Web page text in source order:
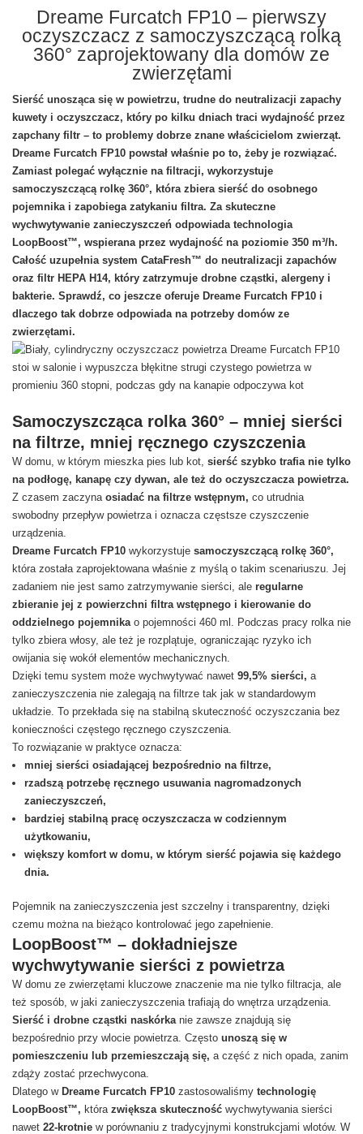
Dreame Furcatch FP10 – pierwszy
oczyszczacz z samoczyszczącą rolką
360° zaprojektowany dla domów ze
zwierzętami
Sierść unosząca się w powietrzu, trudne do neutralizacji zapachy
kuwety i oczyszczacz, który po kilku dniach traci wydajność przez
zapchany filtr – to problemy dobrze znane właścicielom zwierząt.
Dreame Furcatch FP10 powstał właśnie po to, żeby je rozwiązać.
Zamiast polegać wyłącznie na filtracji, wykorzystuje
samoczyszczącą rolkę 360°, która zbiera sierść do osobnego
pojemnika i zapobiega zatykaniu filtra. Za skuteczne
wychwytywanie zanieczyszczeń odpowiada technologia
LoopBoost™, wspierana przez wydajność na poziomie 350 m³/h.
Całość uzupełnia system CataFresh™ do neutralizacji zapachów
oraz filtr HEPA H14, który zatrzymuje drobne cząstki, alergeny i
bakterie. Sprawdź, co jeszcze oferuje Dreame Furcatch FP10 i
dlaczego tak dobrze odpowiada na potrzeby domów ze
zwierzętami.
Samoczyszcząca rolka 360° – mniej sierści
na filtrze, mniej ręcznego czyszczenia
W domu, w którym mieszka pies lub kot, sierść szybko trafia nie tylko
na podłogę, kanapę czy dywan, ale też do oczyszczacza powietrza.
Z czasem zaczynaosiadać na filtrze wstępnym, co utrudnia
swobodny przepływ powietrza i oznacza częstsze czyszczenie
urządzenia.
Dreame Furcatch FP10 wykorzystuje samoczyszczącą rolkę 360°,
która została zaprojektowana właśnie z myślą o takim scenariuszu. Jej
zadaniem nie jest samo zatrzymywanie sierści, ale regularne
zbieranie jej z powierzchni filtra wstępnego i kierowanie do
oddzielnego pojemnika o pojemności 460 ml. Podczas pracy rolka nie
tylko zbiera włosy, ale też je rozplątuje, ograniczając ryzyko ich
owijania się wokół elementów mechanicznych.
Dzięki temu system może wychwytywać nawet 99,5% sierści, a
zanieczyszczenia nie zalegają na filtrze tak jak w standardowym
układzie. To przekłada się na stabilną skuteczność oczyszczania bez
konieczności częstego ręcznego czyszczenia.
To rozwiązanie w praktyce oznacza:
mniej sierści osiadającej bezpośrednio na filtrze,
rzadszą potrzebę ręcznego usuwania nagromadzonych
zanieczyszczeń,
bardziej stabilną pracę oczyszczacza w codziennym
użytkowaniu,
większy komfort w domu, w którym sierść pojawia się każdego
dnia.
Pojemnik na zanieczyszczenia jest szczelny i transparentny, dzięki
czemu można na bieżąco kontrolować jego zapełnienie.
LoopBoost™ – dokładniejsze
wychwytywanie sierści z powietrza
W domu ze zwierzętami kluczowe znaczenie ma nie tylko filtracja, ale
też sposób, w jaki zanieczyszczenia trafiają do wnętrza urządzenia.
Sierść i drobne cząstki naskórka nie zawsze znajdują się
bezpośrednio przy wlocie powietrza. Często unoszą się w
pomieszczeniu lub przemieszczają się, a część z nich opada, zanim
zdąży zostać przechwycona.
Dlatego w Dreame Furcatch FP10 zastosowaliśmy technologię
LoopBoost™, która zwiększa skuteczność wychwytywania sierści
nawet 22-krotnie w porównaniu z tradycyjnymi konstrukcjami wlotów. W